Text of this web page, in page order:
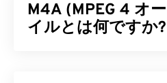
ンテナフォーマットです。
術であるため、3GPフォー
M4A (MPEG 4 オ
イルとは何ですか?